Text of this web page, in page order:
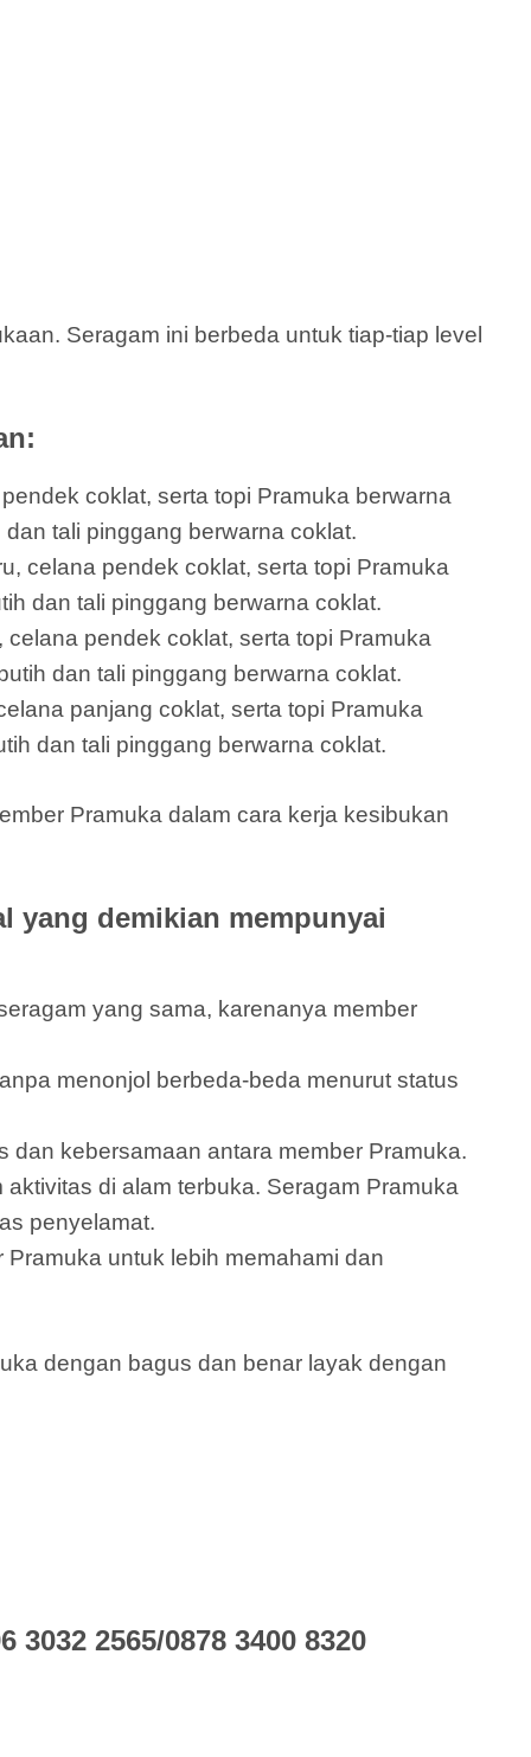
Seragam ini berbeda untuk tiap-tiap level
coklat, serta topi Pramuka berwarna
tali pinggang berwarna coklat.
celana pendek coklat, serta topi Pramuka
dan tali pinggang berwarna coklat.
pendek coklat, serta topi Pramuka
dan tali pinggang berwarna coklat.
panjang coklat, serta topi Pramuka
dan tali pinggang berwarna coklat.
Pramuka dalam cara kerja kesibukan
yang demikian mempunyai
yang sama, karenanya member
menonjol berbeda-beda menurut status
kebersamaan antara member Pramuka.
di alam terbuka. Seragam Pramuka
penyelamat.
untuk lebih memahami dan
dengan bagus dan benar layak dengan
3032 2565/0878 3400 8320